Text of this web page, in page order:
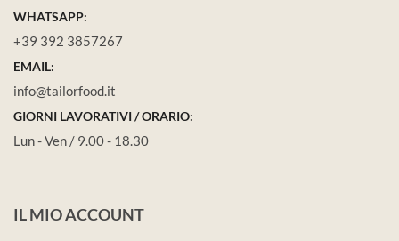
WHATSAPP:
+39 392 3857267
EMAIL:
info@tailorfood.it
GIORNI LAVORATIVI / ORARIO:
Lun - Ven / 9.00 - 18.30
IL MIO ACCOUNT